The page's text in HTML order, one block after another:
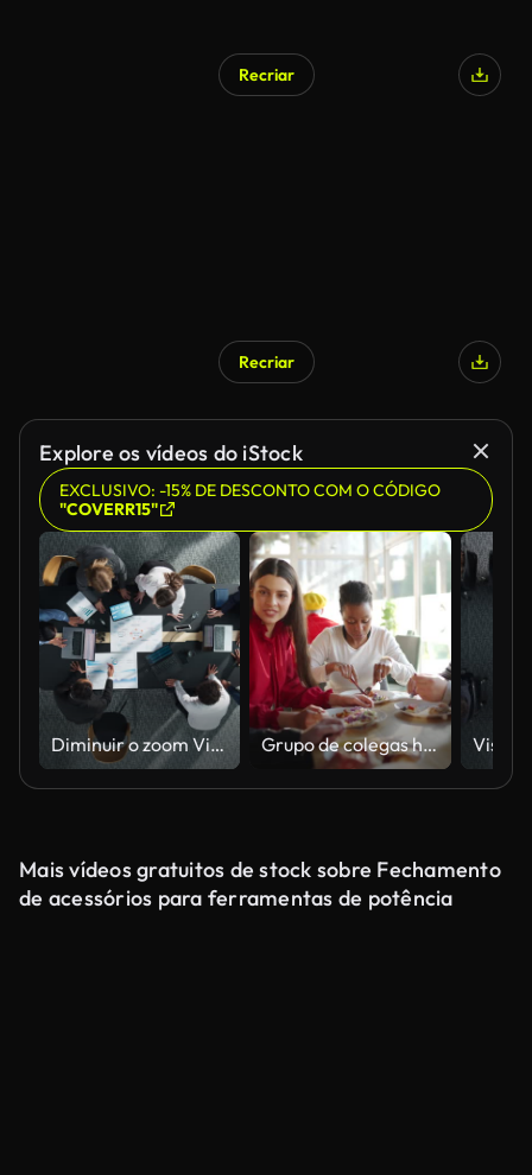
Recriar
Recriar
Explore os vídeos do iStock
EXCLUSIVO: -15% DE DESCONTO COM O CÓDIGO
"COVERR15"
Diminuir o zoom Visão de cima para baixo: equipe diversificada de profissionais de negócios com laptops entrando na sala de conferências e sentados atrás da mesa para discutir dados financeiros e mapas mentais do projeto no escritório corporativo. Grupo de colegas homens e mulheres fazendo intervalo para almoçar juntos
Mais vídeos gratuitos de stock sobre Fechamento
de acessórios para ferramentas de potência